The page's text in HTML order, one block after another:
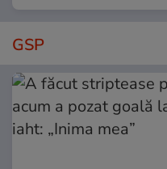
GSP